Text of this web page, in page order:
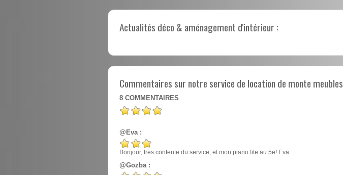
Actualités déco & aménagement d'intérieur :
Commentaires sur notre service de location de monte meubles
8 COMMENTAIRES
@Eva :
Bonjour, tres contente du service, et mon piano file au 5e! Eva
@Gozba :